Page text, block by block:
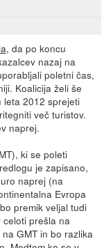
, da po koncu
nazaj na
poletni čas,
Koalicija želi še
leta 2012 sprejeti
več turistov.
naprej.
ki se poleti
je zapisano,
naprej (na
Evropa
premik veljal tudi
celoti prešla na
GMT in bo razlika